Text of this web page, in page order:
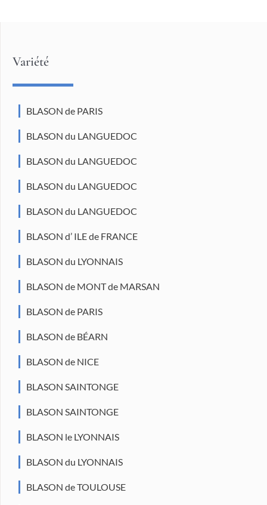
Variété
BLASON de PARIS
BLASON du LANGUEDOC
BLASON du LANGUEDOC
BLASON du LANGUEDOC
BLASON du LANGUEDOC
BLASON d’ ILE de FRANCE
BLASON du LYONNAIS
BLASON de MONT de MARSAN
BLASON de PARIS
BLASON de BÉARN
BLASON de NICE
BLASON SAINTONGE
BLASON SAINTONGE
BLASON le LYONNAIS
BLASON du LYONNAIS
BLASON de TOULOUSE